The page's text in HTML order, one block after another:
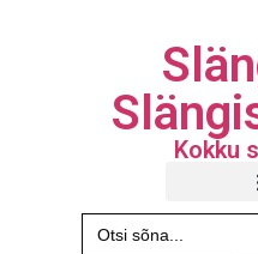
Kokku
Search
for: